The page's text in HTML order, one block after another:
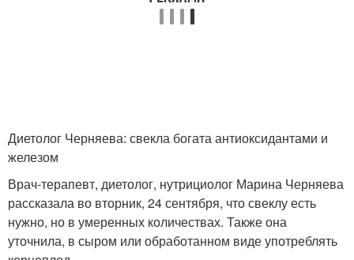
Диетолог Черняева: свекла богата антиоксидантами и
железом
Врач-терапевт, диетолог, нутрициолог Марина Черняева
рассказала во вторник, 24 сентября, что свеклу есть
нужно, но в умеренных количествах. Также она
уточнила, в сыром или обработанном виде употреблять